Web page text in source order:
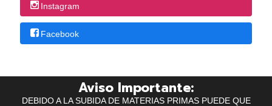
Instagram
Facebook
Aviso Importante:
DEBIDO A LA SUBIDA DE MATERIAS PRIMAS PUEDE QUE